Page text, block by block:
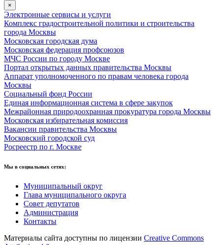
×
Электронные сервисы и услуги
Комплекс градостроительной политики и строительства
города Москвы
Московская городская дума
Московская федерация профсоюзов
МЧС России по городу Москве
Портал открытых данных правительства Москвы
Аппарат уполномоченного по правам человека города
Москвы
Социальный фонд России
Единая информационная система в сфере закупок
Межрайонная природоохранная прокуратура города Москвы
Московская избирательная комиссия
Вакансии правительства Москвы
Московский городской суд
Росреестр по г. Москве
Мы в социальных сетях:
Муниципальный округ
Глава муниципального округа
Совет депутатов
Администрация
Контакты
Материалы сайта доступны по лицензии Creative Commons